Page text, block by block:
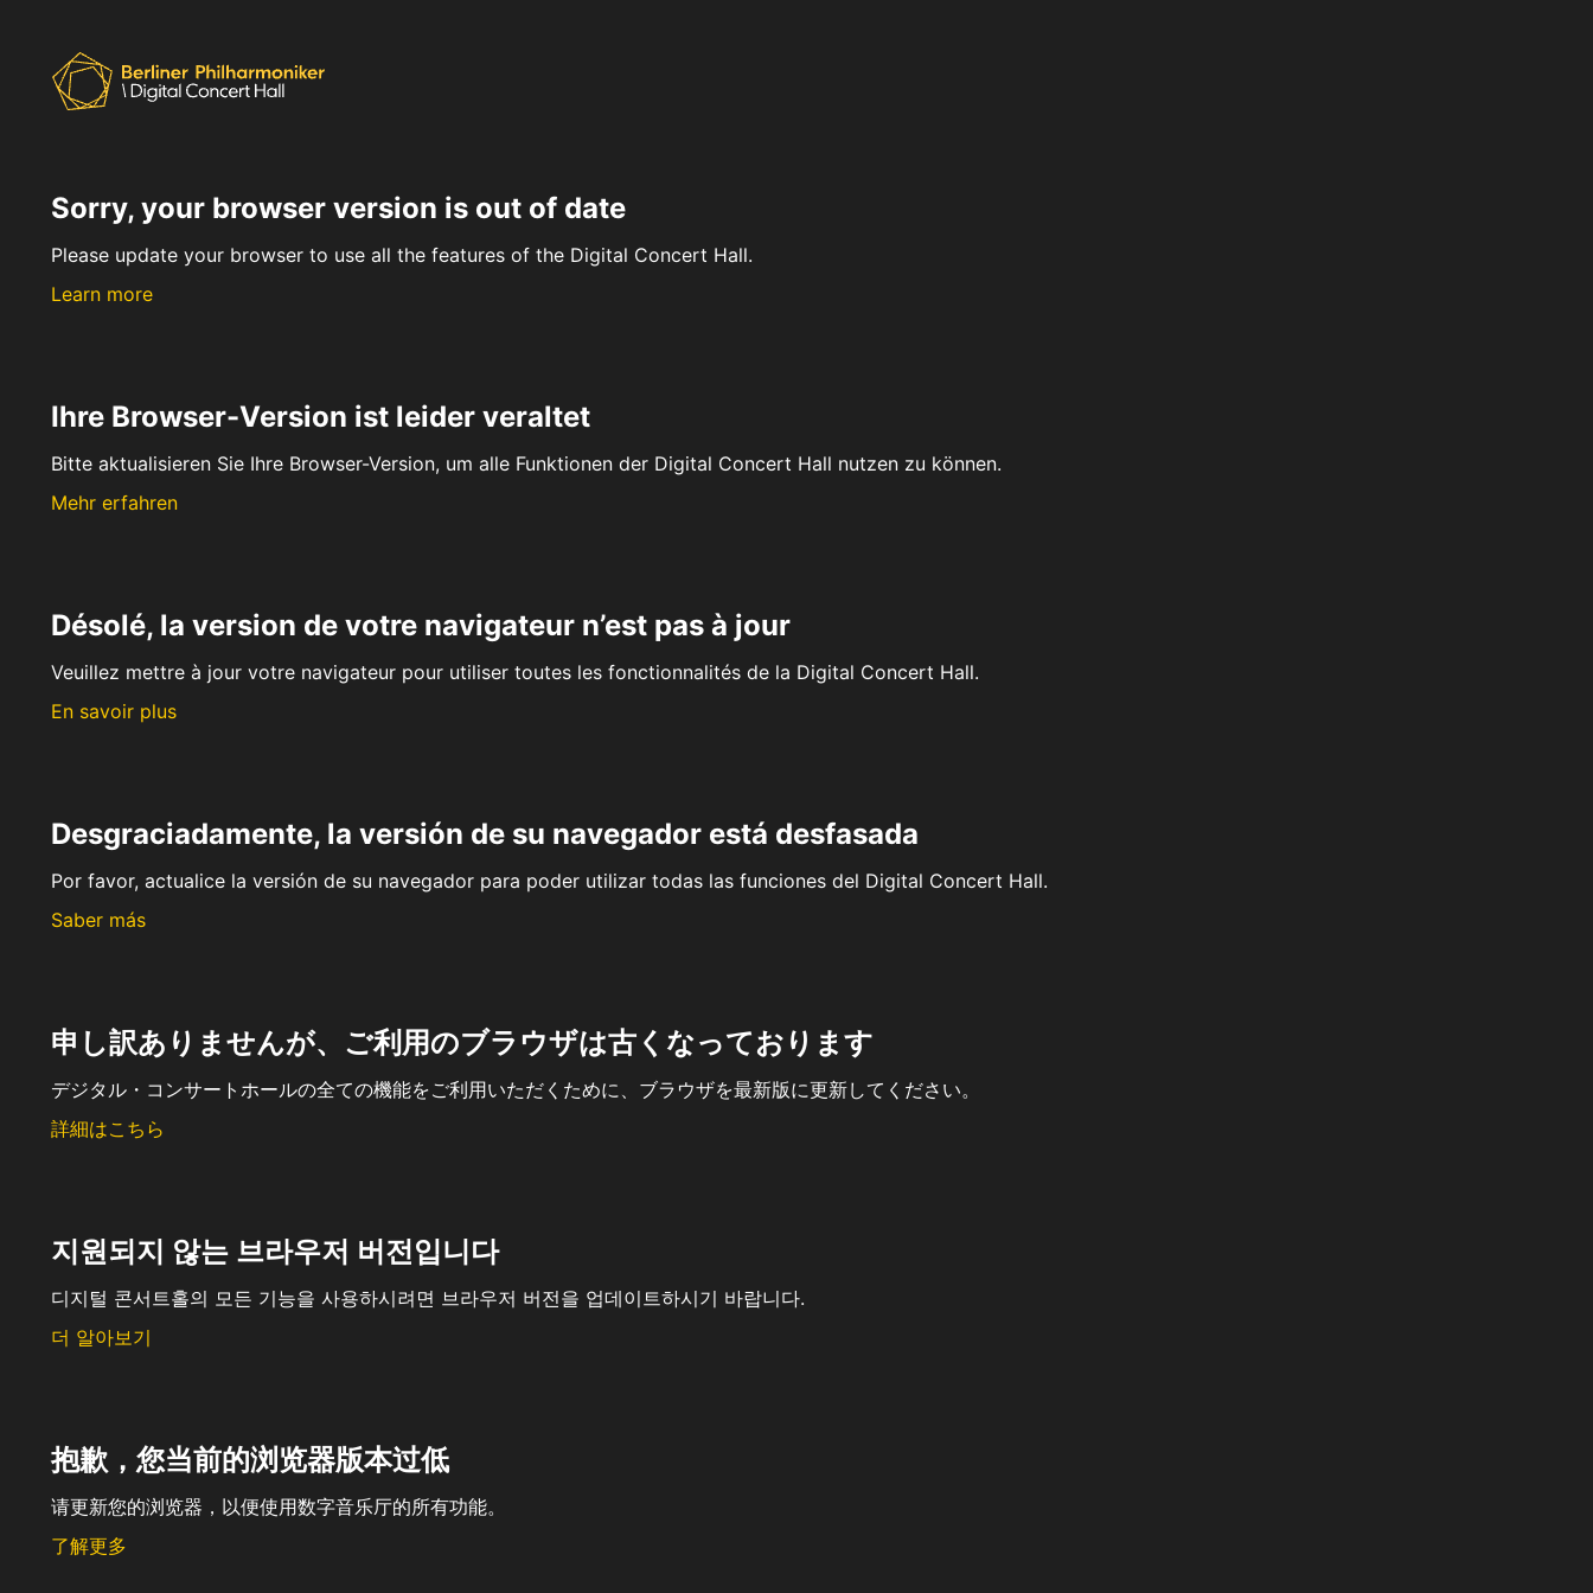
Sorry, your browser version is out of date
Please update your browser to use all the features of the Digital Concert Hall.
Learn more
Ihre Browser-Version ist leider veraltet
Bitte aktualisieren Sie Ihre Browser-Version, um alle Funktionen der Digital Concert Hall nutzen zu können.
Mehr erfahren
Désolé, la version de votre navigateur n’est pas à jour
Veuillez mettre à jour votre navigateur pour utiliser toutes les fonctionnalités de la Digital Concert Hall.
En savoir plus
Desgraciadamente, la versión de su navegador está desfasada
Por favor, actualice la versión de su navegador para poder utilizar todas las funciones del Digital Concert Hall.
Saber más
申し訳ありませんが、ご利用のブラウザは古くなっております
デジタル・コンサートホールの全ての機能をご利用いただくために、ブラウザを最新版に更新してください。
詳細はこちら
지원되지 않는 브라우저 버전입니다
디지털 콘서트홀의 모든 기능을 사용하시려면 브라우저 버전을 업데이트하시기 바랍니다.
더 알아보기
抱歉，您当前的浏览器版本过低
请更新您的浏览器，以便使用数字音乐厅的所有功能。
了解更多